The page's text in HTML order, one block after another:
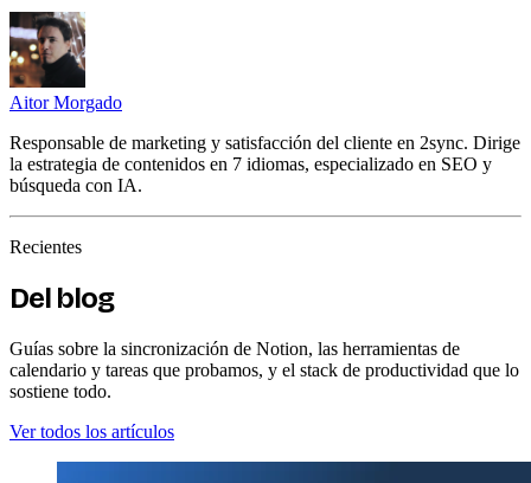
Aitor Morgado
Responsable de marketing y satisfacción del cliente en 2sync. Dirige
la estrategia de contenidos en 7 idiomas, especializado en SEO y
búsqueda con IA.
Recientes
Del blog
Guías sobre la sincronización de Notion, las herramientas de
calendario y tareas que probamos, y el stack de productividad que lo
sostiene todo.
Ver todos los artículos